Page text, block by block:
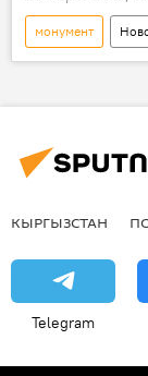
монумент
Кыргызстан
Бактыгуль
Великая
ветеран
70-летие Победы
КЫРГЫЗСТАН
Telegram